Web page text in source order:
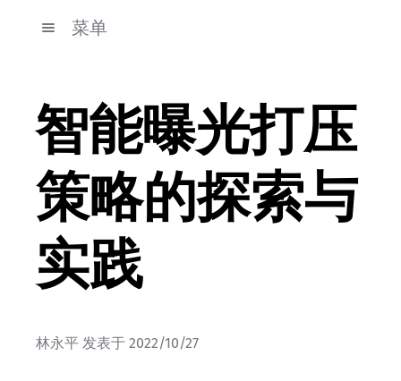
菜单
智能曝光打压
策略的探索与
实践
林永平 发表于 2022/10/27